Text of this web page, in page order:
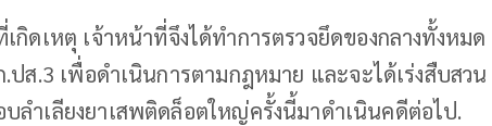
กิดเหตุ เจ้าหน้าที่จึงได้ทำการตรวจยึดของกลางทั้งหมด
ส.3 เพื่อดำเนินการตามกฎหมาย และจะได้เร่งสืบสวน
ลำเลียงยาเสพติดล็อตใหญ่ครั้งนี้มาดำเนินคดีต่อไป.